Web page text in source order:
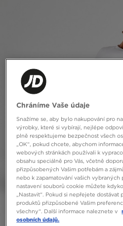
Chráníme Vaše údaje
Snažíme se, aby bylo nakupování pro
výrobky, které si vybírají, nejlépe
plně respektujeme bezpečnost všech
„OK“, pokud chcete, abychom
webových stránkách používali k
obsahu speciálně pro Vás, včetně
přizpůsobených Vašim potřebám a
nebo k zapamatování vašich
nastavení souborů cookie můžete
„Nastavit“. Pokud si nepřejete
produktů přizpůsobené Vašim
všechny“. Další informace naleznete v
osobních údajů.